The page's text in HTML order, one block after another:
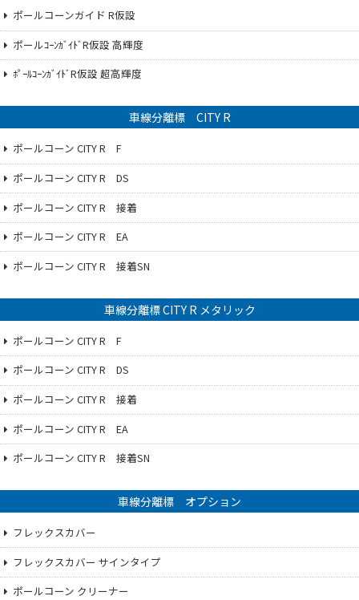
ポールコーンガイド R仮設
ポールｺｰﾝｶﾞｲﾄﾞR仮設 高輝度
ﾎﾟｰﾙｺｰﾝｶﾞｲﾄﾞR仮設 超高輝度
車線分離標 CITY R
ポールコーン CITY R F
ポールコーン CITY R DS
ポールコーン CITY R 接着
ポールコーン CITY R EA
ポールコーン CITY R 接着SN
車線分離標 CITY R メタリック
ポールコーン CITY R F
ポールコーン CITY R DS
ポールコーン CITY R 接着
ポールコーン CITY R EA
ポールコーン CITY R 接着SN
車線分離標 オプション
フレックスカバー
フレックスカバー サインタイプ
ポールコーン クリーナー